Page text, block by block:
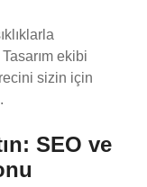
ekibi
sizin için
SEO ve